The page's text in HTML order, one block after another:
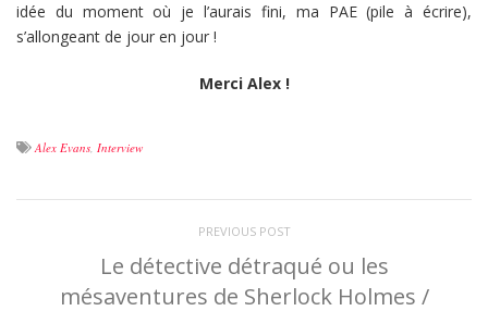
idée du moment où je l’aurais fini, ma PAE (pile à écrire),
s’allongeant de jour en jour !
Merci Alex !
Alex Evans, Interview
PREVIOUS POST
Le détective détraqué ou les
mésaventures de Sherlock Holmes /